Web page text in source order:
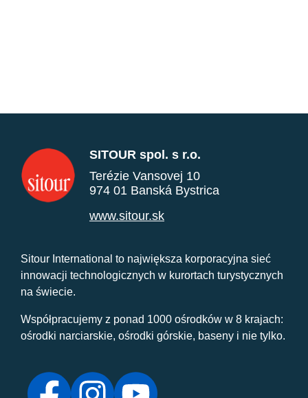
SITOUR spol. s r.o.
Terézie Vansovej 10
974 01 Banská Bystrica
www.sitour.sk
Sitour International to największa korporacyjna sieć
innowacji technologicznych w kurortach turystycznych
na świecie.
Współpracujemy z ponad 1000 ośrodków w 8 krajach:
ośrodki narciarskie, ośrodki górskie, baseny i nie tylko.